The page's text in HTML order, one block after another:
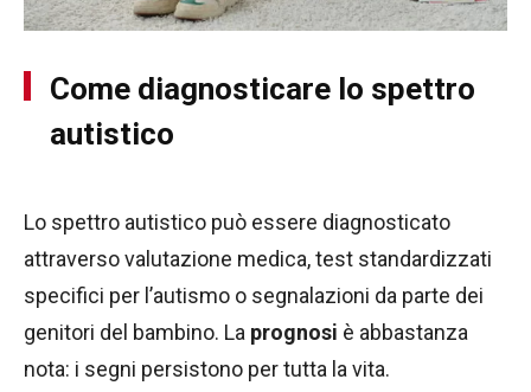
Come diagnosticare lo spettro
autistico
Lo spettro autistico può essere diagnosticato
attraverso valutazione medica, test standardizzati
specifici per l’autismo o segnalazioni da parte dei
genitori del bambino. La prognosi è abbastanza
nota: i segni persistono per tutta la vita.